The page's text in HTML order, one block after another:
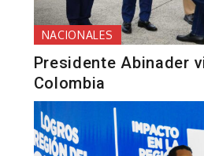
NACIONALES
Presidente Abinader
Colombia